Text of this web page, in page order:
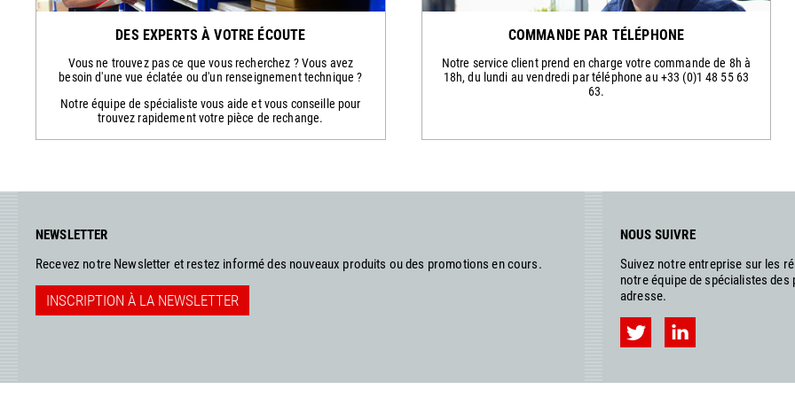
DES EXPERTS À VOTRE ÉCOUTE
Vous ne trouvez pas ce que vous recherchez ? Vous avez
besoin d'une vue éclatée ou d'un renseignement technique ?
Notre équipe de spécialiste vous aide et vous conseille pour
trouvez rapidement votre pièce de rechange.
COMMANDE PAR TÉLÉPHONE
Notre service client prend en charge votre commande de 8h à
18h, du lundi au vendredi par téléphone au +33 (0)1 48 55 63
63.
NEWSLETTER
Recevez notre Newsletter et restez informé des nouveaux produits ou des promotions en cours.
INSCRIPTION À LA NEWSLETTER
NOUS SUIVRE
Suivez notre entreprise sur les
notre équipe de spécialistes
adresse.